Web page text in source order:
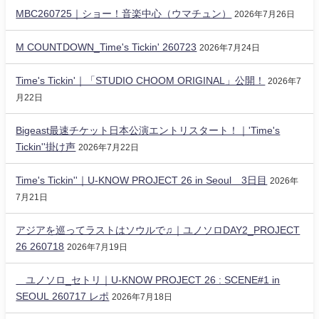
MBC260725｜ショー！音楽中心（ウマチュン） 2026年7月26日
M COUNTDOWN_Time's Tickin' 260723 2026年7月24日
Time's Tickin'｜「STUDIO CHOOM ORIGINAL」公開！
2026年7
月22日
Bigeast最速チケット日本公演エントリスタート！｜'Time's
Tickin''掛け声 2026年7月22日
Time's Tickin''｜U-KNOW PROJECT 26 in Seoul 3日目
2026年
7月21日
アジアを巡ってラストはソウルで♫｜ユノソロDAY2_PROJECT
26 260718 2026年7月19日
ユノソロ_セトリ｜U-KNOW PROJECT 26 : SCENE#1 in
SEOUL 260717 レポ 2026年7月18日